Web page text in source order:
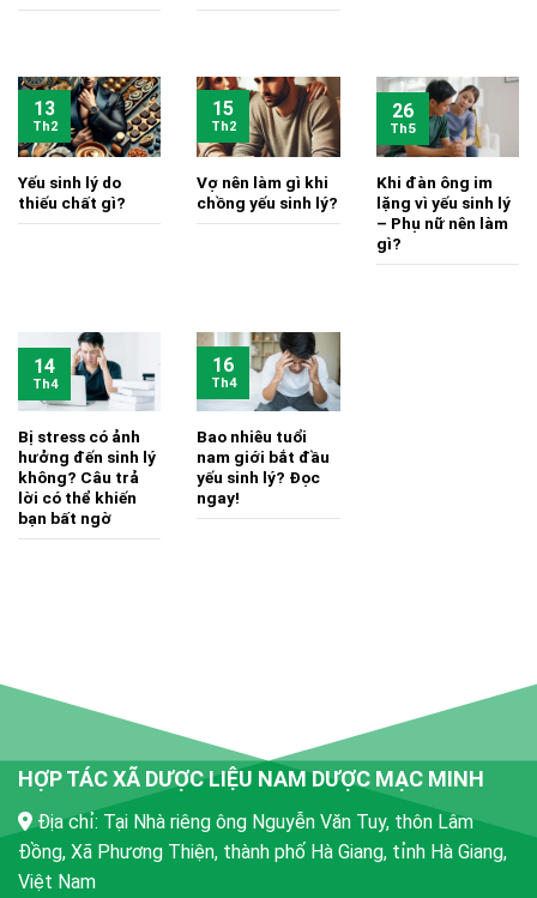
Yếu sinh lý do
thiếu chất gì?
13
Th2
Vợ nên làm gì khi
chồng yếu sinh lý?
15
Th2
Khi đàn ông im
lặng vì yếu sinh lý
– Phụ nữ nên làm
gì?
26
Th5
Bị stress có ảnh
hưởng đến sinh lý
không? Câu trả
lời có thể khiến
bạn bất ngờ
14
Th4
Bao nhiêu tuổi
nam giới bắt đầu
yếu sinh lý? Đọc
ngay!
16
Th4
HỢP TÁC XÃ DƯỢC LIỆU NAM DƯỢC MẠC MINH
Địa chỉ: Tại Nhà riêng ông Nguyễn Văn Tuy, thôn Lâm
Đồng, Xã Phương Thiện, thành phố Hà Giang, tỉnh Hà Giang,
Việt Nam